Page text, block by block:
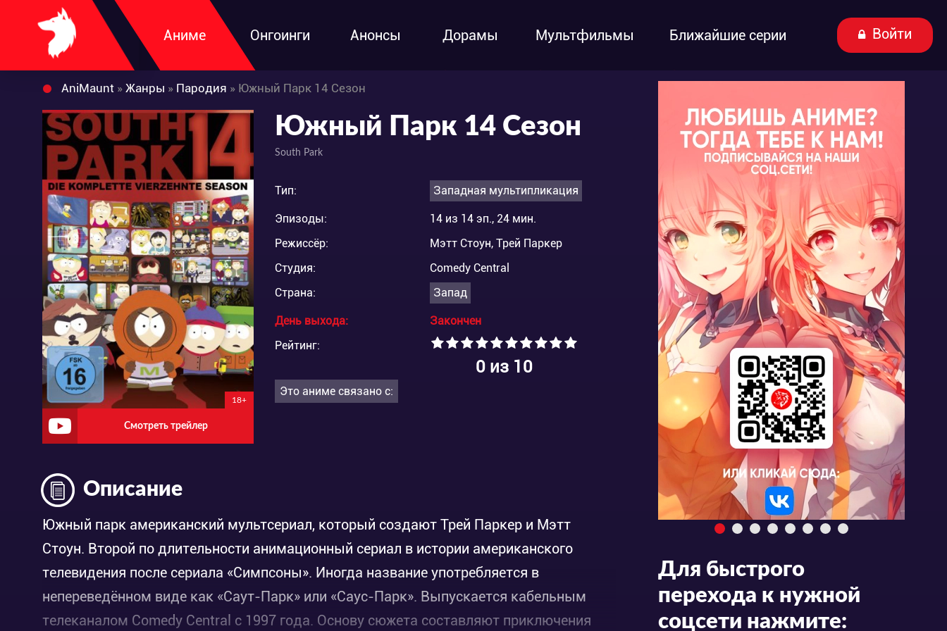
Аниме Онгоинги Анонсы Дорамы Мультфильмы Ближайшие серии Войти
AniMaunt » Жанры » Пародия » Южный Парк 14 Сезон
18+
Смотреть трейлер
Южный Парк 14 Сезон
South Park
Тип: Западная мультипликация
Эпизоды:
14 из 14 эп., 24 мин.
Режиссёр:
Мэтт Стоун, Трей Паркер
Студия:
Comedy Central
Страна:
Запад
День выхода:
Закончен
Рейтинг:
0из 10
Это аниме связано с:
Описание
Южный парк американский мультсериал, который создают Трей Паркер и Мэтт
Стоун. Второй по длительности анимационный сериал в истории американского
телевидения после сериала «Симпсоны». Иногда название употребляется в
непереведённом виде как «Саут-Парк» или «Саус-Парк». Выпускается кабельным
телеканалом Comedy Central с 1997 года. Основу сюжета составляют приключения
Для быстрого
перехода к нужной
соцсети нажмите: